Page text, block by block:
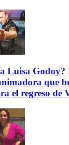
Luisa
que
el regreso de